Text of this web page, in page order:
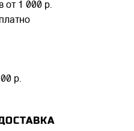
от 1 000 р.
р.